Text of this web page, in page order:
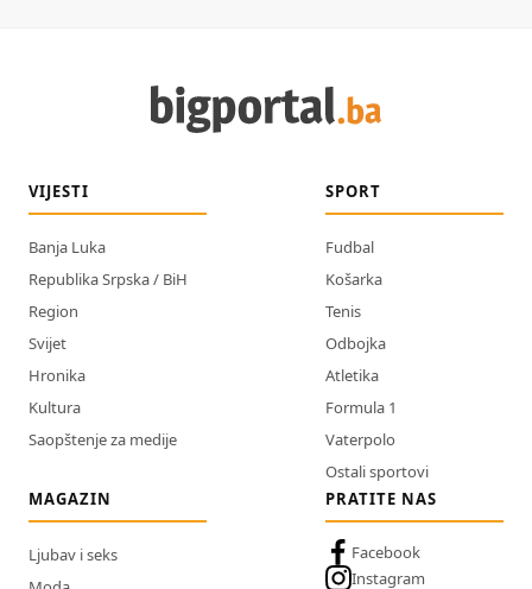
VIJESTI
Banja Luka
Republika Srpska / BiH
Region
Svijet
Hronika
Kultura
Saopštenje za medije
SPORT
Fudbal
Košarka
Tenis
Odbojka
Atletika
Formula 1
Vaterpolo
Ostali sportovi
MAGAZIN
Ljubav i seks
PRATITE NAS
Facebook
Instagram